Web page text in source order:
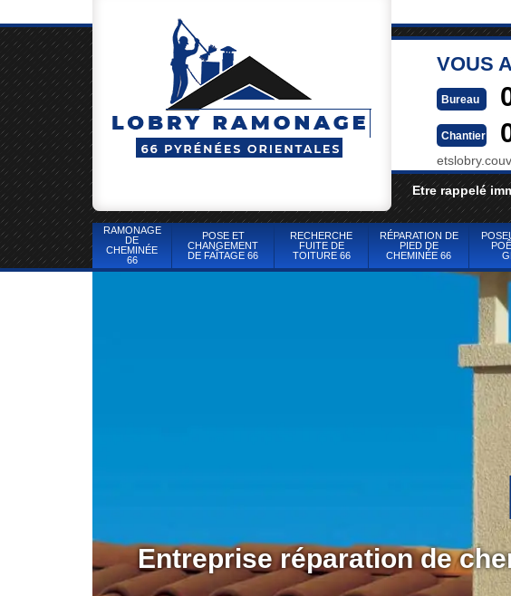
VOUS
Bureau
Chantier
Etre rappelé
RAMONAGE
DE
CHEMINÉE
66
POSE ET
CHANGEMENT
DE FAÎTAGE 66
RECHERCHE
FUITE DE
TOITURE 66
RÉPARATION DE
PIED DE
CHEMINÉE 66
Entreprise réparation de